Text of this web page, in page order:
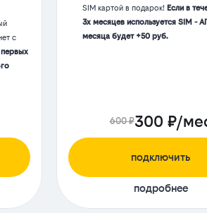
с
первых
SIM картой в подарок! Если в
3х месяцев используется SIM -
месяца будет +50 руб.
600 ₽300 ₽/
подключить
подробнее